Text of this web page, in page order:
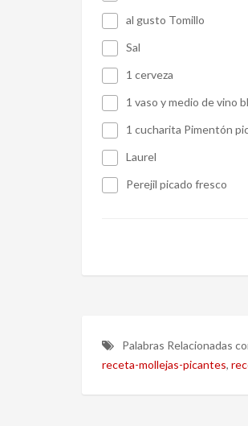
al gusto Tomillo
Sal
1 cerveza
1 vaso y medio de vino
1 cucharita Pimentón
Laurel
Perejil picado fresco
Palabras Relacionadas
receta-mollejas-picantes,